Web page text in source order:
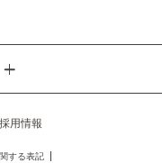
採用情報
する表記